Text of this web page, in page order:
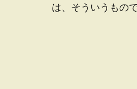
は、そういうもの